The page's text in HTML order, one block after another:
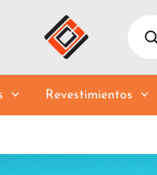
search
Revestimientos